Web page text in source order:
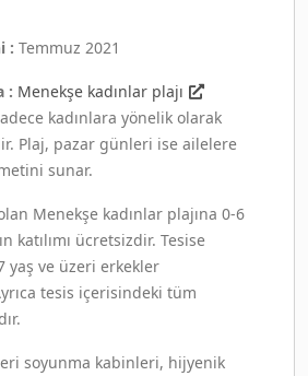
: Temmuz 2021
: Menekşe kadınlar plajı
kadınlara yönelik olarak
Plaj, pazar günleri ise ailelere
sunar.
Menekşe kadınlar plajına 0-6
katılımı ücretsizdir. Tesise
yaş ve üzeri erkekler
tesis içerisindeki tüm
soyunma kabinleri, hijyenik